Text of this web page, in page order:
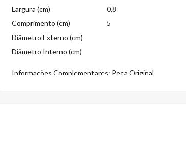
Largura (cm)
0,8
Comprimento (cm)
5
Diâmetro Externo (cm)
Diâmetro Interno (cm)
Informações Complementares: Peça Original